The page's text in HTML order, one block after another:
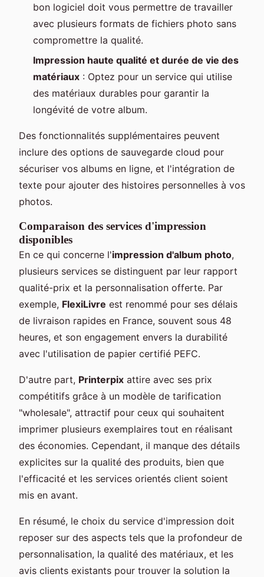
bon logiciel doit vous permettre de travailler
avec plusieurs formats de fichiers photo sans
compromettre la qualité.
Impression haute qualité et durée de vie des
matériaux : Optez pour un service qui utilise
des matériaux durables pour garantir la
longévité de votre album.
Des fonctionnalités supplémentaires peuvent
inclure des options de sauvegarde cloud pour
sécuriser vos albums en ligne, et l'intégration de
texte pour ajouter des histoires personnelles à vos
photos.
Comparaison des services d'impression
disponibles
En ce qui concerne l'impression d'album photo,
plusieurs services se distinguent par leur rapport
qualité-prix et la personnalisation offerte. Par
exemple, FlexiLivre est renommé pour ses délais
de livraison rapides en France, souvent sous 48
heures, et son engagement envers la durabilité
avec l'utilisation de papier certifié PEFC.
D'autre part, Printerpix attire avec ses prix
compétitifs grâce à un modèle de tarification
"wholesale", attractif pour ceux qui souhaitent
imprimer plusieurs exemplaires tout en réalisant
des économies. Cependant, il manque des détails
explicites sur la qualité des produits, bien que
l'efficacité et les services orientés client soient
mis en avant.
En résumé, le choix du service d'impression doit
reposer sur des aspects tels que la profondeur de
personnalisation, la qualité des matériaux, et les
avis clients existants pour trouver la solution la